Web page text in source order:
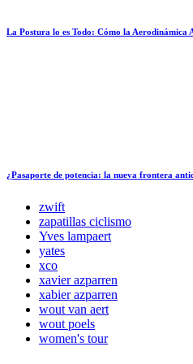
La Postura lo es Todo: Cómo la Aerodinámica
¿Pasaporte de potencia: la nueva frontera
zwift
zapatillas ciclismo
Yves lampaert
yates
xco
xavier azparren
xabier azparren
wout van aert
wout poels
women's tour